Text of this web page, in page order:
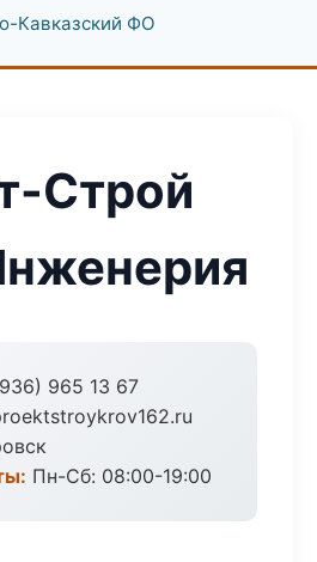
Кавказский ФО
Строй
965 13 67
Пн-Сб: 08:00-19:00